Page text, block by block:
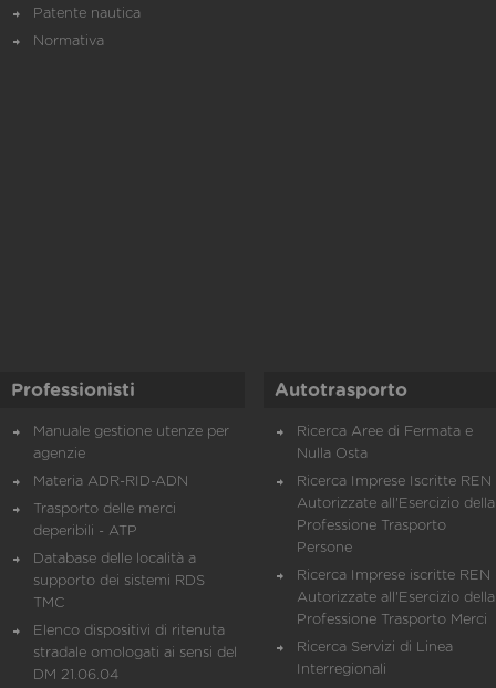
Patente nautica
Normativa
Professionisti
Manuale gestione utenze per
agenzie
Materia ADR-RID-ADN
Trasporto delle merci
deperibili - ATP
Database delle località a
supporto dei sistemi RDS
TMC
Elenco dispositivi di ritenuta
stradale omologati ai sensi del
DM 21.06.04
Autotrasporto
Ricerca Aree di Fermata e
Nulla Osta
Ricerca Imprese Iscritte REN
Autorizzate all'Esercizio della
Professione Trasporto
Persone
Ricerca Imprese iscritte REN
Autorizzate all'Esercizio della
Professione Trasporto Merci
Ricerca Servizi di Linea
Interregionali